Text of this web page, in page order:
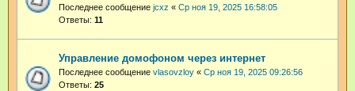
Последнее сообщение jcxz « Ср ноя 19, 2025 16:58:05
Ответы: 11
Управление домофоном через интернет
Последнее сообщение vlasovzloy « Ср ноя 19, 2025 09:26:56
Ответы: 25